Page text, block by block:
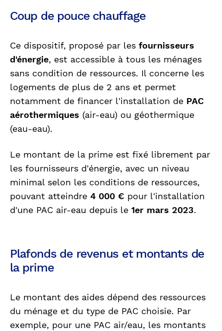
Coup de pouce chauffage
Ce dispositif, proposé par les fournisseurs
d'énergie, est accessible à tous les ménages
sans condition de ressources. Il concerne les
logements de plus de 2 ans et permet
notamment de financer l'installation de PAC
aérothermiques (air-eau) ou géothermique
(eau-eau).
Le montant de la prime est fixé librement par
les fournisseurs d'énergie, avec un niveau
minimal selon les conditions de ressources,
pouvant atteindre 4 000 € pour l'installation
d'une PAC air-eau depuis le 1er mars 2023.
Plafonds de revenus et montants de
la prime
Le montant des aides dépend des ressources
du ménage et du type de PAC choisie. Par
exemple, pour une PAC air/eau, les montants